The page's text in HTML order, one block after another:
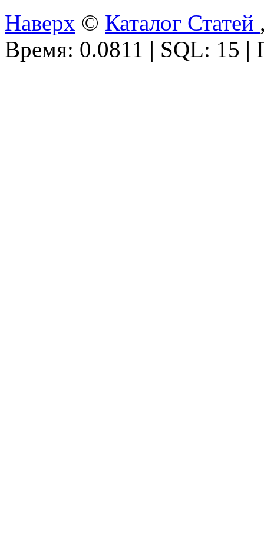
Наверх © Каталог Статей
Время: 0.0811 | SQL: 15